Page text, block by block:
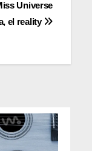
Universe
el reality